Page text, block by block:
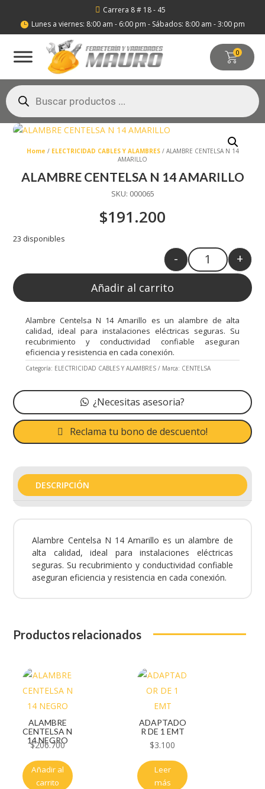
 Carrera 8 # 18 - 45
 Lunes a viernes: 8:00 am - 6:00 pm - Sábados: 8:00 am - 3:00 pm
0
Búsqueda
de
productos
Home / ELECTRICIDAD CABLES Y ALAMBRES/ ALAMBRE CENTELSA N 14
AMARILLO
ALAMBRE CENTELSA N 14 AMARILLO
SKU: 000065
$191.200
23 disponibles
Quantity
- +
Añadir al carrito
Alambre Centelsa N 14 Amarillo es un alambre de alta
calidad, ideal para instalaciones eléctricas seguras. Su
recubrimiento y conductividad confiable aseguran
eficiencia y resistencia en cada conexión.
Categoría: ELECTRICIDAD CABLES Y ALAMBRES Marca: CENTELSA
¿Necesitas asesoria?
Reclama tu bono de descuento!
DESCRIPCIÓN
Alambre Centelsa N 14 Amarillo es un alambre de
alta calidad, ideal para instalaciones eléctricas
seguras. Su recubrimiento y conductividad confiable
aseguran eficiencia y resistencia en cada conexión.
Productos relacionados
ALAMBRE
CENTELSA N
14 NEGRO
$206.700
Añadir al
carrito
ADAPTADO
R DE 1 EMT
$3.100
Leer
más